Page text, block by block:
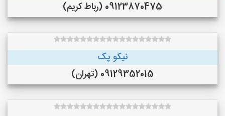
09123870475 (رباط کریم)
نیکو پک
09129352015 (تهران)